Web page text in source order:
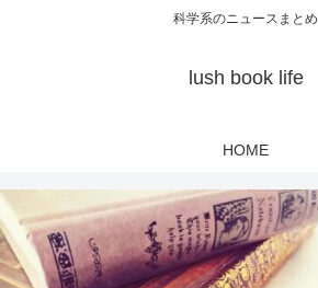
科学系のニュースまとめ
lush book life
HOME